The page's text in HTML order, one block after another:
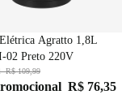
Agratto 1,8L
02 Preto 220V
R$ 109,99
R$ 76,35